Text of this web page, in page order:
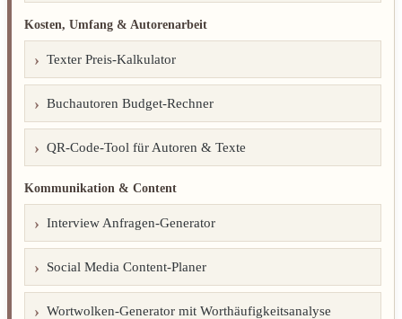
Kosten, Umfang & Autorenarbeit
Texter Preis-Kalkulator
Buchautoren Budget-Rechner
QR-Code-Tool für Autoren & Texte
Kommunikation & Content
Interview Anfragen-Generator
Social Media Content-Planer
Wortwolken-Generator mit Worthäufigkeitsanalyse